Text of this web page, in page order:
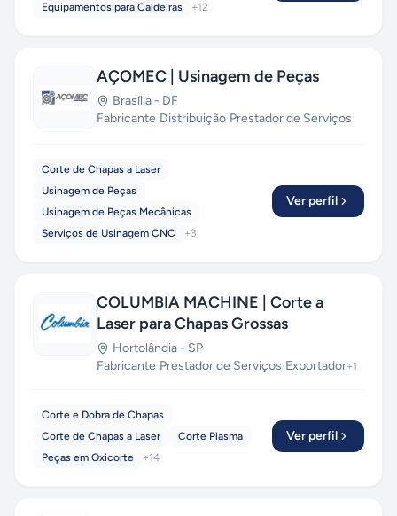
Equipamentos para Caldeiras
+12
AÇOMEC | Usinagem de Peças
Brasília - DF
Fabricante·Distribuição·Prestador de Serviços
Corte de Chapas a Laser
Usinagem de Peças
Usinagem de Peças Mecânicas
Serviços de Usinagem CNC
+3
Ver perfil
COLUMBIA MACHINE | Corte a
Laser para Chapas Grossas
Hortolândia - SP
Fabricante·Prestador de Serviços·Exportador+1
Corte e Dobra de Chapas
Corte de Chapas a Laser
Corte Plasma
Peças em Oxicorte
+14
Ver perfil